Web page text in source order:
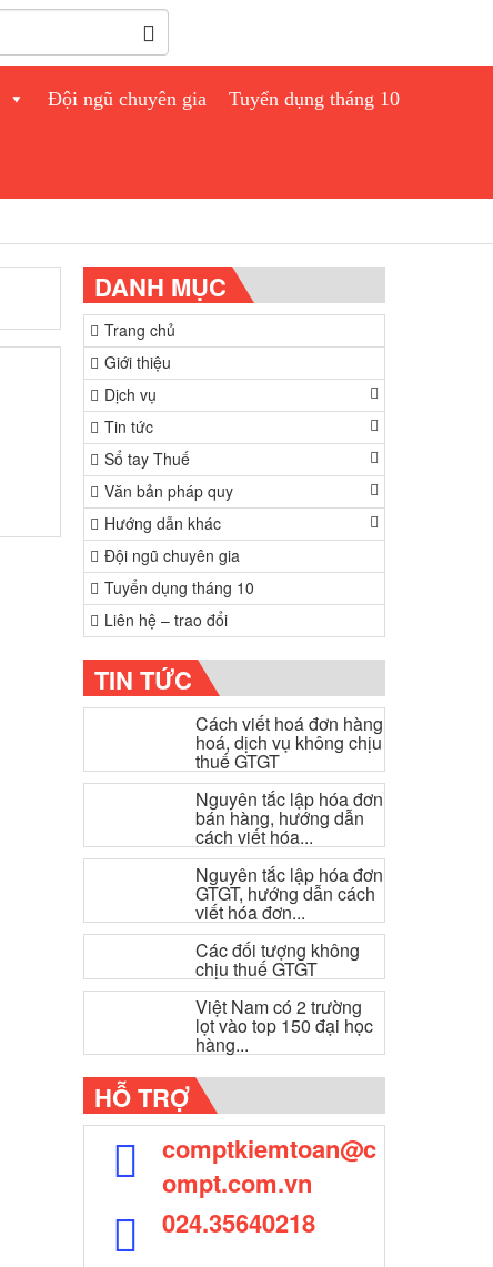
Đội ngũ chuyên gia Tuyển dụng tháng 10
DANH MỤC
Trang chủ
Giới thiệu
Dịch vụ
Tin tức
Sổ tay Thuế
Văn bản pháp quy
Hướng dẫn khác
Đội ngũ chuyên gia
Tuyển dụng tháng 10
Liên hệ – trao đổi
TIN TỨC
Cách viết hoá đơn hàng
hoá, dịch vụ không chịu
thuế GTGT
Nguyên tắc lập hóa đơn
bán hàng, hướng dẫn
cách viết hóa...
Nguyên tắc lập hóa đơn
GTGT, hướng dẫn cách
viết hóa đơn...
Các đối tượng không
chịu thuế GTGT
Việt Nam có 2 trường
lọt vào top 150 đại học
hàng...
HỖ TRỢ
comptkiemtoan@c
ompt.com.vn
024.35640218